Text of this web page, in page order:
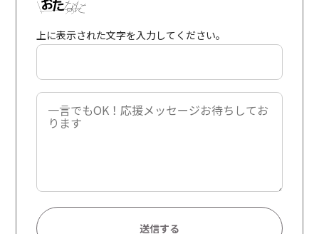
上に表示された文字を入力してください。